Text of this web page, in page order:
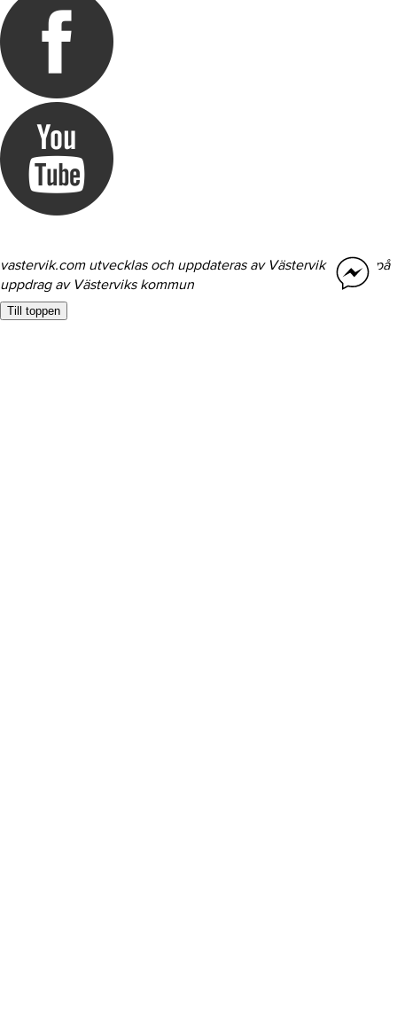
vastervik.com utvecklas och uppdateras av Västervik Framåt på
uppdrag av Västerviks kommun
Till toppen